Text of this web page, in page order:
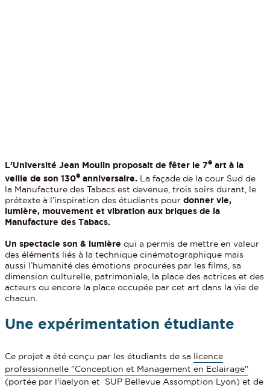
L’Université Jean Moulin proposait de fêter le 7e art à la
veille de son 130e anniversaire. La façade de la cour Sud de
la Manufacture des Tabacs est devenue, trois soirs durant, le
prétexte à l’inspiration des étudiants pourdonner vie,
lumière, mouvement et vibration aux briques de la
Manufacture des Tabacs.
Un spectacle son & lumière qui a permis de mettre en valeur
des éléments liés à la technique cinématographique mais
aussi l’humanité des émotions procurées par les films, sa
dimension culturelle, patrimoniale, la place des actrices et des
acteurs ou encore la place occupée par cet art dans la vie de
chacun.
Une expérimentation étudiante
Ce projet a été conçu par les étudiants de sa licence
professionnelle "Conception et Management en Eclairage"
(portée par l'iaelyon et SUP Bellevue Assomption Lyon) et de